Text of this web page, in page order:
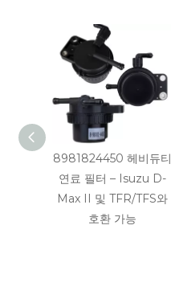
8981824450 헤비듀티
연료 필터 – Isuzu D-
Max II 및 TFR/TFS와
호환 가능